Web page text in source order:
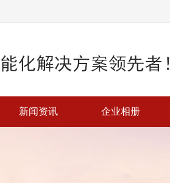
新闻资讯 企业相册